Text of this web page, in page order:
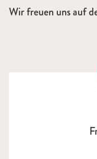
Wir freuen uns auf